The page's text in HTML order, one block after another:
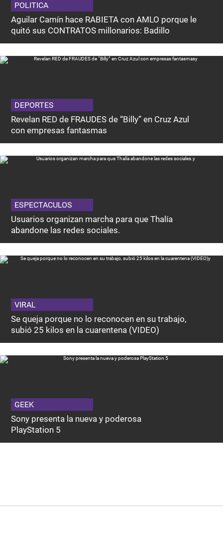
POLITICA
Aguilar Camín hace RABIETA con AMLO porque le
quitó sus CONTRATOS millonarios: Badillo
DEPORTES
Revelan RED de FRAUDES de “Billy” en Cruz Azul
con empresas fantasmas
ESPECTACULOS
Usuarios organizan marcha para que Thalía
abandone las redes sociales.
VIRAL
Se queja porque no lo reconocen en su trabajo,
subió 25 kilos en la cuarentena (VIDEO)
GEEK
Sony presenta la nueva y poderosa
PlayStation 5